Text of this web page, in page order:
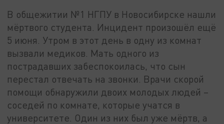
В общежитии №1 НГПУ в Новосибирске нашли
мёртвого студента. Инцидент произошёл ещё
5 июня. Утром в этот день в одну из комнат
вызвали медиков. Мать одного из
пострадавших забеспокоилась, что сын
перестал отвечать на звонки. Врачи скорой
помощи обнаружили двоих молодых людей –
соседей по комнате, которые учатся в
университете. Один из них был уже мёртв, а